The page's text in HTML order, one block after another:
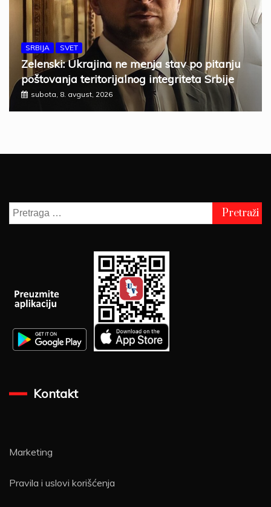
SRBIJA SVET
Zelenski: Ukrajina ne menja stav po pitanju
poštovanja teritorijalnog integriteta Srbije
subota, 8. avgust, 2026
Pretraga
za:
Kontakt
Marketing
Pravila i uslovi korišćenja